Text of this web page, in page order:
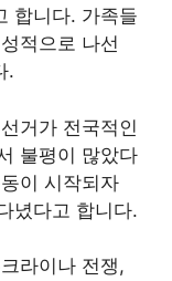
합니다. 가족들
적으로 나선
.
거가 전국적인
불평이 많았다
이 시작되자
녔다고 합니다.
라이나 전쟁,